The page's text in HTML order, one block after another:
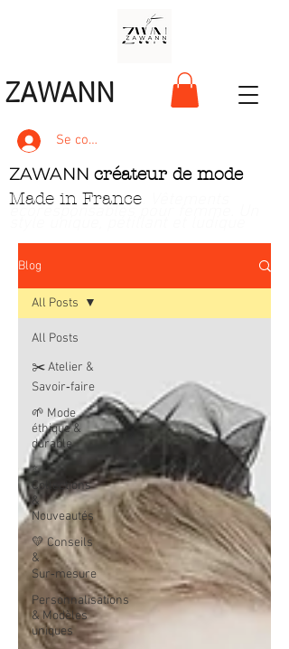
ZAWANN
Se connecter
ZAWANN créateur de mode
Made in France
Blog
All Posts
✂️ Atelier &
Savoir‑faire
🌱 Mode
éthique &
durable
✨
Collections
&
Nouveautés
💛 Conseils
&
Sur‑mesure
Personnalisations
& Modèles
uniques
All Posts